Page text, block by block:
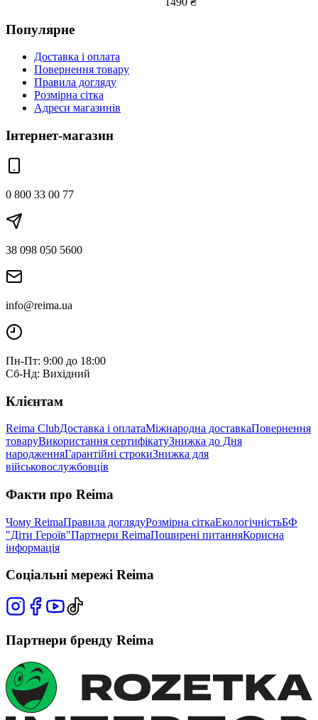
Популярне
Доставка і оплата
Повернення товару
Правила догляду
Розмірна сітка
Адреси магазинів
Інтернет-магазин
0 800 33 00 77
38 098 050 5600
info@reima.ua
Пн-Пт: 9:00 до 18:00
Сб-Нд: Вихідний
Клієнтам
Reima ClubДоставка і оплатаМіжнародна доставкаПовернення
товаруВикористання сертифікатуЗнижка до Дня
народженняГарантійні строкиЗнижка для
військовослужбовців
Факти про Reima
Чому ReimaПравила доглядуРозмірна сіткаЕкологічністьБФ
"Діти Героїв"Партнери ReimaПоширені питанняКорисна
інформація
Соціальні мережі Reima
Партнери бренду Reima